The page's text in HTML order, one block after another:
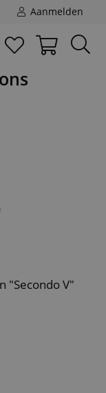
Aanmelden
"Secondo V"